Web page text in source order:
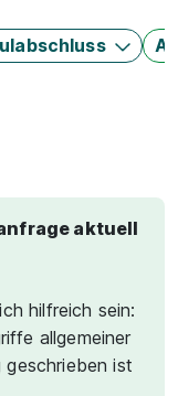
aktuell
hilfreich sein:
allgemeiner
geschrieben ist